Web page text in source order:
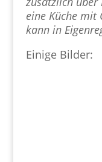
eine Küche mit
kann in
Einige Bilder: